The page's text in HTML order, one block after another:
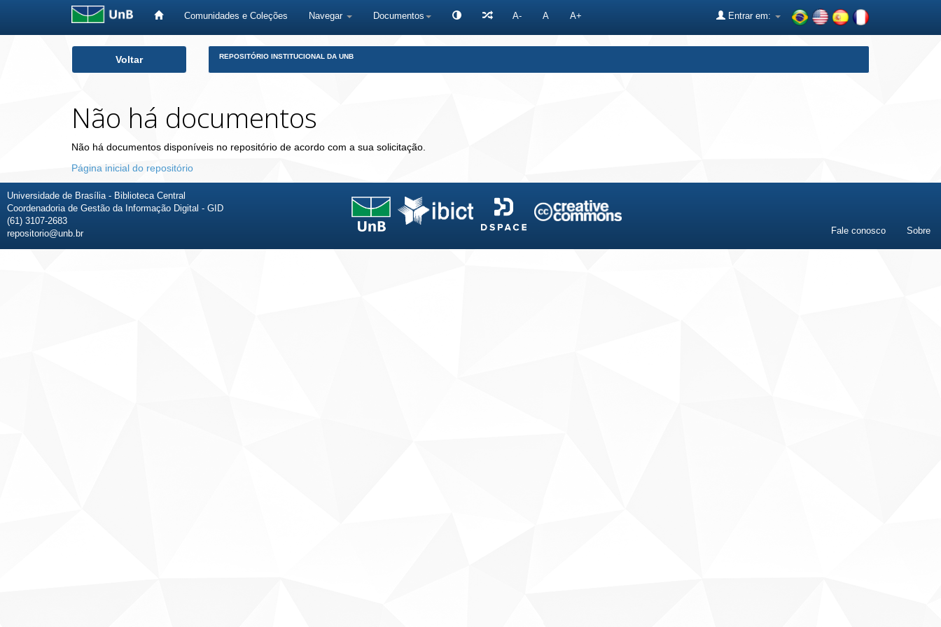
Comunidades e Coleções Navegar Documentos A- A A+ Entrar em:
Voltar REPOSITÓRIO INSTITUCIONAL DA UNB
Não há documentos
Não há documentos disponíveis no repositório de acordo com a sua solicitação.
Página inicial do repositório
Universidade de Brasília - Biblioteca Central
Coordenadoria de Gestão da Informação Digital - GID
(61) 3107-2683
repositorio@unb.br
Fale conosco Sobre